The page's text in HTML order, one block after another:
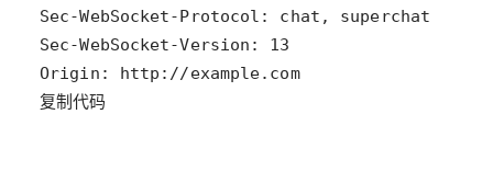
Origin: http://example.com
复制代码